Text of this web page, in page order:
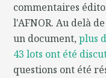
commentaires
l'AFNOR. Au delà
un document,plus
43 lots ont été
questions ont été